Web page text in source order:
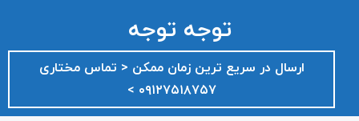
توجه توجه
ارسال در سریع ترین زمان ممکن ‌< تماس مختاری
۰۹۱۲۷۵۱۸۷۵۷ >